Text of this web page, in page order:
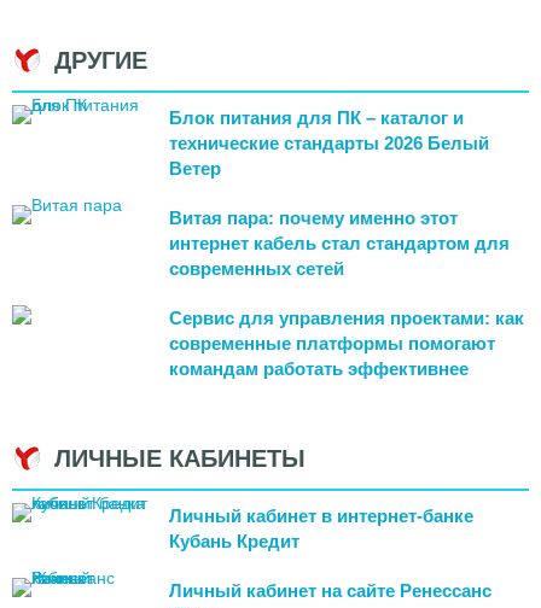
ДРУГИЕ
Блок питания для ПК – каталог и
технические стандарты 2026 Белый
Ветер
Витая пара: почему именно этот
интернет кабель стал стандартом для
современных сетей
Сервис для управления проектами: как
современные платформы помогают
командам работать эффективнее
ЛИЧНЫЕ КАБИНЕТЫ
Личный кабинет в интернет-банке
Кубань Кредит
Личный кабинет на сайте Ренессанс